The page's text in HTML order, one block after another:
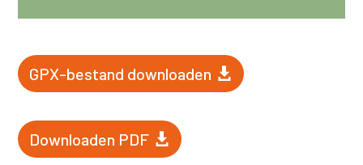
GPX-bestand downloaden
Downloaden PDF